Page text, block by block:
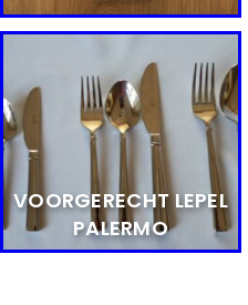
VOORGERECHT LEPEL
PALERMO